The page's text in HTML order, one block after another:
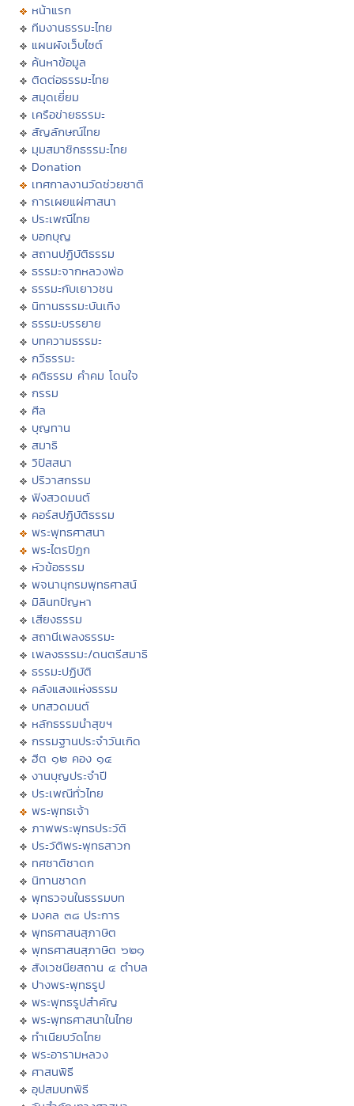
หน้าแรก
ทีมงานธรรมะไทย
แผนผังเว็บไซต์
ค้นหาข้อมูล
ติดต่อธรรมะไทย
สมุดเยี่ยม
เครือข่ายธรรมะ
สัญลักษณ์ไทย
มุมสมาชิกธรรมะไทย
Donation
เทศกาลงานวัดช่วยชาติ
การเผยแผ่ศาสนา
ประเพณีไทย
บอกบุญ
สถานปฏิบัติธรรม
ธรรมะจากหลวงพ่อ
ธรรมะกับเยาวชน
นิทานธรรมะบันเทิง
ธรรมะบรรยาย
บทความธรรมะ
กวีธรรมะ
คติธรรม คำคม โดนใจ
กรรม
ศีล
บุญทาน
สมาธิ
วิปัสสนา
ปริวาสกรรม
ฟังสวดมนต์
คอร์สปฏิบัติธรรม
พระพุทธศาสนา
พระไตรปิฏก
หัวข้อธรรม
พจนานุกรมพุทธศาสน์
มิลินทปัญหา
เสียงธรรม
สถานีเพลงธรรมะ
เพลงธรรมะ/ดนตรีสมาธิ
ธรรมะปฏิบัติ
คลังแสงแห่งธรรม
บทสวดมนต์
หลักธรรมนำสุขฯ
กรรมฐานประจำวันเกิด
ฮีต ๑๒ คอง ๑๔
งานบุญประจำปี
ประเพณีทั่วไทย
พระพุทธเจ้า
ภาพพระพุทธประวัติ
ประวัติพระพุทธสาวก
ทศชาติชาดก
นิทานชาดก
พุทธวจนในธรรมบท
มงคล ๓๘ ประการ
พุทธศาสนสุภาษิต
พุทธศาสนสุภาษิต ๖๒๑
สังเวชนียสถาน ๔ ตำบล
ปางพระพุทธรูป
พระพุทธรูปสำคัญ
พระพุทธศาสนาในไทย
ทำเนียบวัดไทย
พระอารามหลวง
ศาสนพิธี
อุปสมบทพิธี